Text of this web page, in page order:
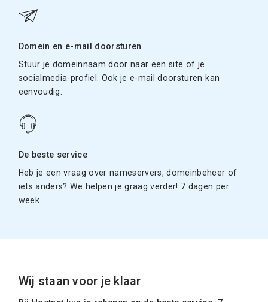
Domein en e-mail doorsturen
Stuur je domeinnaam door naar een site of je
socialmedia-profiel. Ook je e-mail doorsturen kan
eenvoudig.
De beste service
Heb je een vraag over nameservers, domeinbeheer of
iets anders? We helpen je graag verder! 7 dagen per
week.
Wij staan voor je klaar